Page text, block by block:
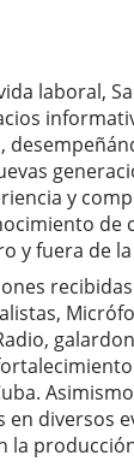
laboral,
y
de
y fuera de
diversos
la